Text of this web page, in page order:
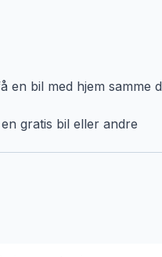
bil med hjem samme
gratis bil eller andre